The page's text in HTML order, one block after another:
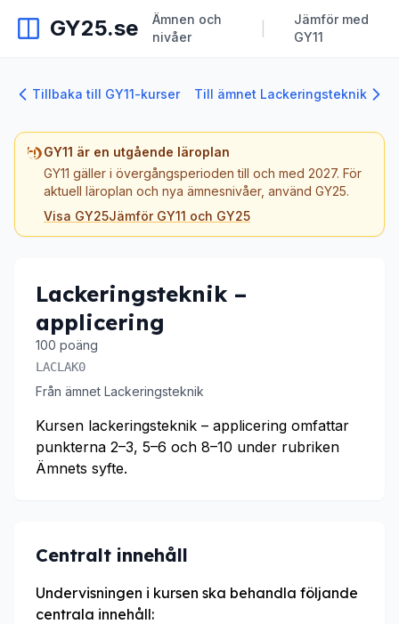
GY25.se
Ämnen och
nivåer
Jämför med
GY11
Tillbaka till GY11-kurser Till ämnet Lackeringsteknik
GY11 är en utgående läroplan
GY11 gäller i övergångsperioden till och med 2027. För
aktuell läroplan och nya ämnesnivåer, använd GY25.
Visa GY25Jämför GY11 och GY25
Lackeringsteknik –
applicering
100 poäng
LACLAK0
Från ämnet Lackeringsteknik
Kursen lackeringsteknik – applicering omfattar
punkterna 2–3, 5–6 och 8–10 under rubriken
Ämnets syfte.
Centralt innehåll
Undervisningen i kursen ska behandla följande
centrala innehåll: